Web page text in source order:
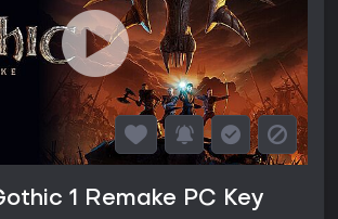
1 Remake PC Key